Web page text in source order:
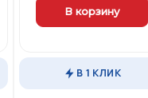
В корзину
В 1 КЛИК